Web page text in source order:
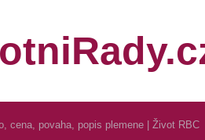
cena, povaha, popis plemene | Život RBC